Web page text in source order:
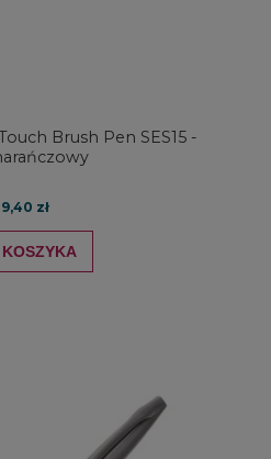
Brush Pen SES15 -
9,40 zł
KOSZYKA